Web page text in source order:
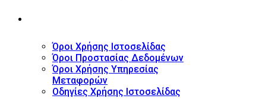
Όροι Χρήσης Ιστοσελίδας
Όροι Προστασίας Δεδομένων
Όροι Χρήσης Υπηρεσίας
Μεταφορών
Οδηγίες Χρήσης Ιστοσελίδας